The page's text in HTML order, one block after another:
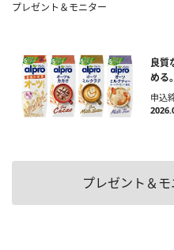
プレゼント＆モニター
良質
める
申込
プレゼント＆